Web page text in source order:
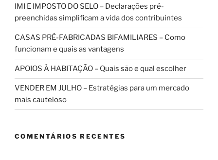
IMI E IMPOSTO DO SELO – Declarações pré-
preenchidas simplificam a vida dos contribuintes
CASAS PRÉ-FABRICADAS BIFAMILIARES – Como
funcionam e quais as vantagens
APOIOS À HABITAÇÃO – Quais são e qual escolher
VENDER EM JULHO – Estratégias para um mercado
mais cauteloso
COMENTÁRIOS RECENTES